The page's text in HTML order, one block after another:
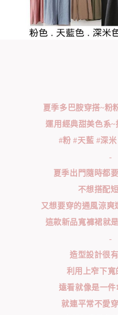
夏季多巴胺穿搭~粉
運用經典甜美色系
#粉 #天藍 #深
-
夏季出門隨時都
不想搭配
又想要穿的通風涼爽
這款新品寬褲裙就
-
造型設計很
利用上窄下
遠看就像是一
就連平常不愛